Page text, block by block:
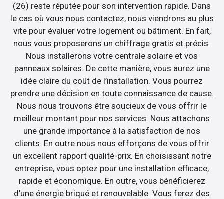
(26) reste réputée pour son intervention rapide. Dans
le cas où vous nous contactez, nous viendrons au plus
vite pour évaluer votre logement ou bâtiment. En fait,
nous vous proposerons un chiffrage gratis et précis.
Nous installerons votre centrale solaire et vos
panneaux solaires. De cette manière, vous aurez une
idée claire du coût de l’installation. Vous pourrez
prendre une décision en toute connaissance de cause.
Nous nous trouvons être soucieux de vous offrir le
meilleur montant pour nos services. Nous attachons
une grande importance à la satisfaction de nos
clients. En outre nous nous efforçons de vous offrir
un excellent rapport qualité-prix. En choisissant notre
entreprise, vous optez pour une installation efficace,
rapide et économique. En outre, vous bénéficierez
d’une énergie briqué et renouvelable. Vous ferez des